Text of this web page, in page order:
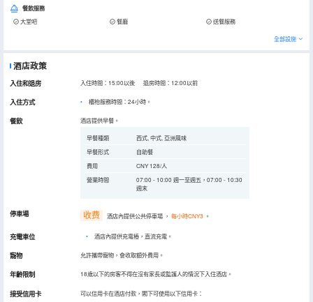
餐飲服務
大堂吧 餐廳 送餐服務
全部設施
酒店政策
入住和退房 入住時間：15:00以後 退房時間：12:00以前
入住方式 櫃枱服務時間：24小時。
餐飲 酒店提供早餐。
早餐種類
西式, 中式, 亞洲風味
早餐形式
自助餐
費用
CNY 128/人
營業時間
07:00 - 10:00 週一至週五，07:00 - 10:30
週末
停車場 收费 酒店內提供公共停車場 ， 每小時CNY3 。
充電車位 • 酒店內提供充電樁，直流充電。
寵物 允許攜帶寵物，會收取額外費用。
年齡限制 18歲以下的房客不得在沒有家長或監護人的情況下入住酒店。
接受信用卡 可以信用卡在酒店付款，閣下可使用以下信用卡：